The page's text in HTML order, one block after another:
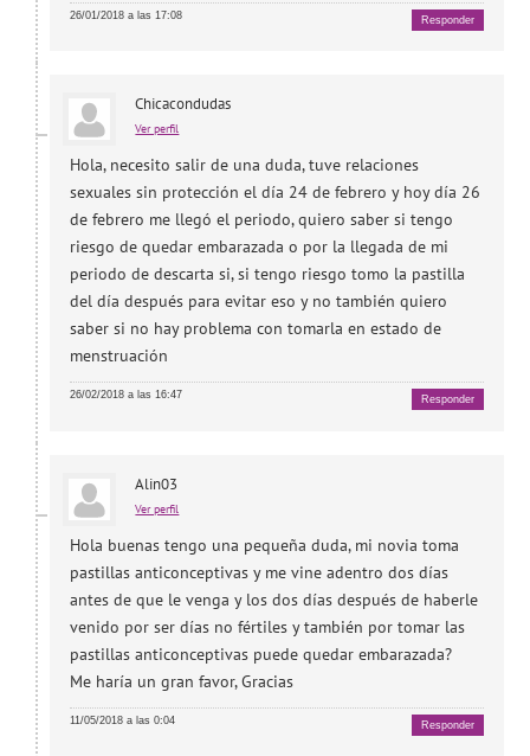
26/01/2018 a las 17:08 Responder
Chicacondudas
Ver perfil
Hola, necesito salir de una duda, tuve relaciones
sexuales sin protección el día 24 de febrero y hoy día 26
de febrero me llegó el periodo, quiero saber si tengo
riesgo de quedar embarazada o por la llegada de mi
periodo de descarta si, si tengo riesgo tomo la pastilla
del día después para evitar eso y no también quiero
saber si no hay problema con tomarla en estado de
menstruación
26/02/2018 a las 16:47 Responder
Alin03
Ver perfil
Hola buenas tengo una pequeña duda, mi novia toma
pastillas anticonceptivas y me vine adentro dos días
antes de que le venga y los dos días después de haberle
venido por ser días no fértiles y también por tomar las
pastillas anticonceptivas puede quedar embarazada?
Me haría un gran favor, Gracias
11/05/2018 a las 0:04 Responder